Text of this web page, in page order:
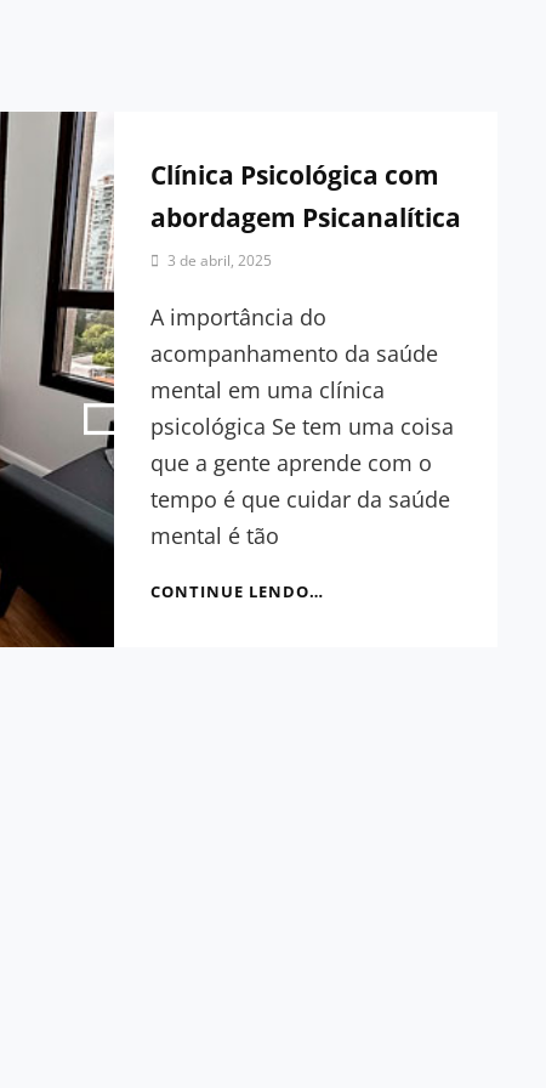
Clínica Psicológica com
abordagem Psicanalítica
By
Psicanalítica
Redação
3 de abril, 2025
A importância do
acompanhamento da saúde
mental em uma clínica
psicológica Se tem uma coisa
que a gente aprende com o
tempo é que cuidar da saúde
mental é tão
CONTINUE LENDO…